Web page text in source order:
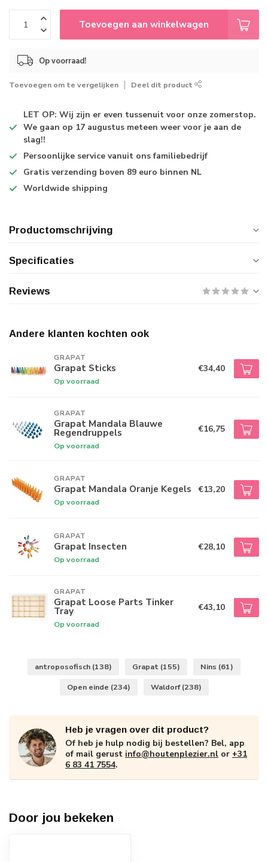
Toevoegen aan winkelwagen
Op voorraad!
Toevoegen om te vergelijken Deel dit product
LET OP: Wij zijn er even tussenuit voor onze zomerstop.
We gaan op 17 augustus meteen weer voor je aan de
slag!!
Persoonlijke service vanuit ons familiebedrijf
Gratis verzending boven 89 euro binnen NL
Worldwide shipping
Productomschrijving
Specificaties
Reviews
Andere klanten kochten ook
GRAPAT
Grapat Sticks
Op voorraad
€34,40
GRAPAT
Grapat Mandala Blauwe
Regendruppels
Op voorraad
€16,75
GRAPAT
Grapat Mandala Oranje Kegels
Op voorraad
€13,20
GRAPAT
Grapat Insecten
Op voorraad
€28,10
GRAPAT
Grapat Loose Parts Tinker
Tray
Op voorraad
€43,10
antroposofisch (138) Grapat (155) Nins (61)
Open einde (234) Waldorf(238)
Heb je vragen over dit product?
Of heb je hulp nodig bij bestellen? Bel, app
of mail gerust info@houtenplezier.nl or +31
6 83 41 7554.
Door jou bekeken